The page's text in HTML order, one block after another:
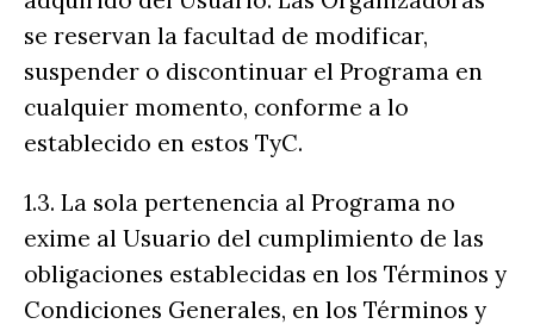
se reservan la facultad de modificar,
suspender o discontinuar el Programa en
cualquier momento, conforme a lo
establecido en estos TyC.
1.3. La sola pertenencia al Programa no
exime al Usuario del cumplimiento de las
obligaciones establecidas en los Términos y
Condiciones Generales, en los Términos y